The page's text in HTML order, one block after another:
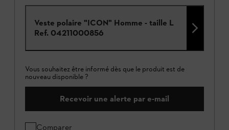
Veste polaire "ICON" Homme - taille L
Ref. 04211000856
Vous souhaitez être informé dès que le produit est de
nouveau disponible ?
Recevoir une alerte par e-mail
Comparer